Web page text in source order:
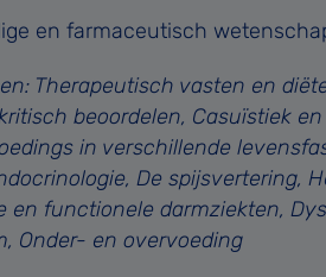
en farmaceutisch
Therapeutisch vasten en
beoordelen, Casuïstiek
in verschillende
De spijsvertering,
en functionele darmziekten,
Onder- en overvoeding